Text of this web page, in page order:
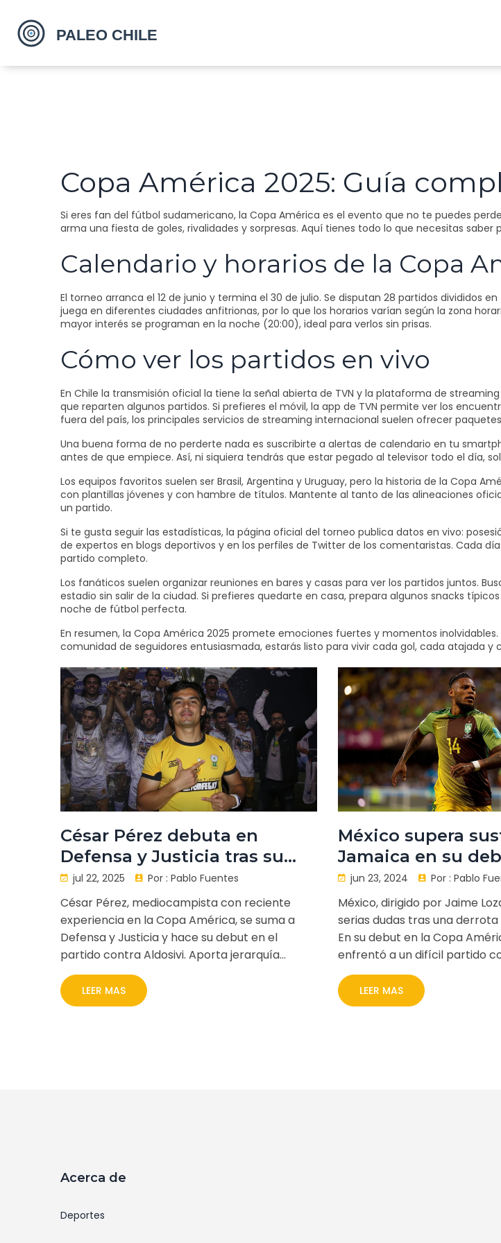
Copa América 2025: Guía
Si eres fan del fútbol sudamericano, la Copa América es el evento que no te puedes
arma una fiesta de goles, rivalidades y sorpresas. Aquí tienes todo lo que necesitas
Calendario y horarios de la Copa
El torneo arranca el 12 de junio y termina el 30 de julio. Se disputan 28 partidos divididos
juega en diferentes ciudades anfitrionas, por lo que los horarios varían según la zona
mayor interés se programan en la noche (20:00), ideal para verlos sin prisas.
Cómo ver los partidos en vivo
En Chile la transmisión oficial la tiene la señal abierta de TVN y la plataforma de
que reparten algunos partidos. Si prefieres el móvil, la app de TVN permite ver los
fuera del país, los principales servicios de streaming internacional suelen ofrecer
Una buena forma de no perderte nada es suscribirte a alertas de calendario en tu
antes de que empiece. Así, ni siquiera tendrás que estar pegado al televisor todo el día,
Los equipos favoritos suelen ser Brasil, Argentina y Uruguay, pero la historia de la Copa
con plantillas jóvenes y con hambre de títulos. Mantente al tanto de las alineaciones
un partido.
Si te gusta seguir las estadísticas, la página oficial del torneo publica datos en vivo:
de expertos en blogs deportivos y en los perfiles de Twitter de los comentaristas. Cada
partido completo.
Los fanáticos suelen organizar reuniones en bares y casas para ver los partidos juntos.
estadio sin salir de la ciudad. Si prefieres quedarte en casa, prepara algunos snacks
noche de fútbol perfecta.
En resumen, la Copa América 2025 promete emociones fuertes y momentos
comunidad de seguidores entusiasmada, estarás listo para vivir cada gol, cada atajada
César Pérez debuta en
Defensa y Justicia tras su
paso por la Copa América
jul 22, 2025 Por : Pablo Fuentes
César Pérez, mediocampista con reciente
experiencia en la Copa América, se suma a
Defensa y Justicia y hace su debut en el
partido contra Aldosivi. Aporta jerarquía
internacional al equipo de Florencio Varela
junto a figuras como David Barbona y Kevin
Gutiérrez.
LEER MAS
México supera
Jamaica en su
Copa América
jun 23, 2024 Por : Pablo
México, dirigido por Jaime
serias dudas tras una
En su debut en la Copa
enfrentó a un difícil partido
pero salió victorioso por 1-0
Gerardo Arteaga. Jamaica
Michail Antonio anulado por
LEER MAS
Acerca de
Deportes